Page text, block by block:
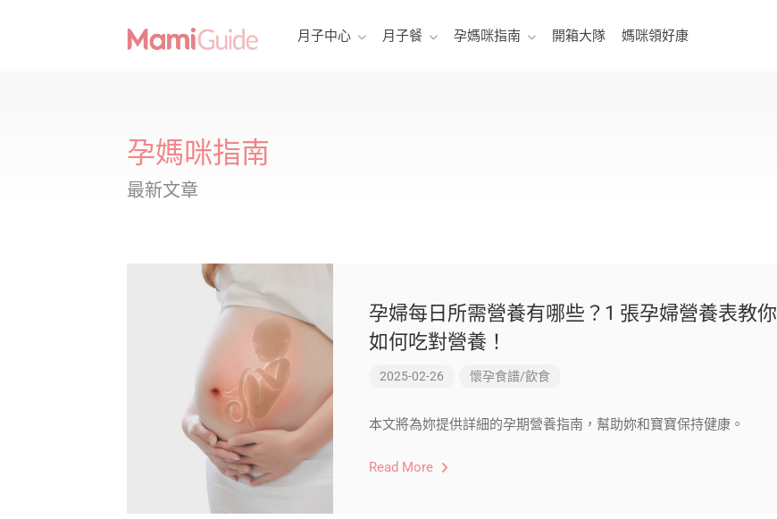
月子中心 月子餐 孕媽咪指南 開箱大隊 媽咪領好康
孕媽咪指南
最新文章
孕婦每日所需營養有哪些？1 張孕婦營養表教你
如何吃對營養！
2025-02-26 懷孕食譜/飲食
本文將為妳提供詳細的孕期營養指南，幫助妳和寶寶保持健康。
Read More